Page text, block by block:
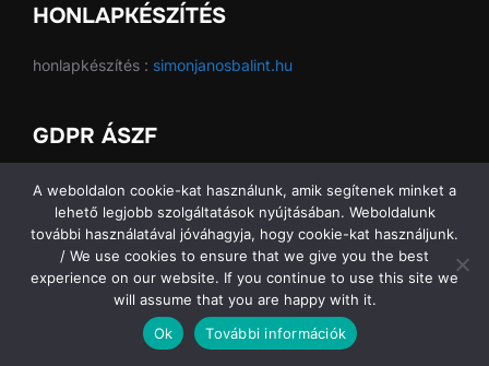
HONLAPKÉSZÍTÉS
honlapkészítés : simonjanosbalint.hu
GDPR ÁSZF
GDPR ÁSZF
Copyright © 2026 Ocean Sailing SE
A weboldalon cookie-kat használunk, amik segítenek minket a
lehető legjobb szolgáltatások nyújtásában. Weboldalunk
további használatával jóváhagyja, hogy cookie-kat használjunk.
/ We use cookies to ensure that we give you the best
experience on our website. If you continue to use this site we
will assume that you are happy with it.
Ok
További információk